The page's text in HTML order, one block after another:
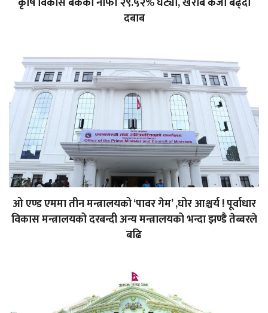
दबाब
ओ एण्ड एममा तीन मन्त्रालयको ‘पावर गेम’ ,घोर आश्चर्य ! पूर्वाधार
विकास मन्त्रालयको दरबन्दी अन्य मन्त्रालयको भन्दा झण्डै तेब्बरले
बढि